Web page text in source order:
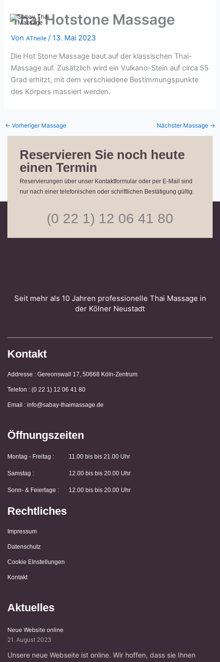
InhaltThai Hotstone Massage
VonATheile /13. Mai 2023
Die Hot Stone Massage baut auf der klassischen Thai-
Massage auf. Zusätzlich wird ein Vulkano-Stein auf circa 55
Grad erhitzt, mit dem verschiedene Bestimmungspunkte
des Körpers massiert werden.
← Vorheriger Massage Nächster Massage →
Reservieren Sie noch heute
einen Termin
Reservierungen über unser Kontaktformular oder per E-Mail sind
nur nach einer telefonischen oder schriftlichen Bestätigung gültig.
(0 22 1) 12 06 41 80
Seit mehr als 10 Jahren pro­fes­si­o­nelle Thai Massage in
der Kölner Neustadt
Kontakt
Addresse : Gereonswall 17, 50668 Köln-Zentrum
Telefon : (0 22 1) 12 06 41 80
Email : info@sabay-thaimassage.de
Öffnungszeiten
Montag - Freitag :
Samstag :
Sonn- & Feiertage :
11.00 bis bis 21.00 Uhr
12.00 bis bis 20.00 Uhr
12.00 bis bis 20.00 Uhr
Rechtliches
Impressum
Datenschutz
Cookie EInstellungen
Kontakt
Aktuelles
Neue Website online
21. August 2023
Unsere neue Webseite ist online. Wir hoffen, dass sie Ihnen